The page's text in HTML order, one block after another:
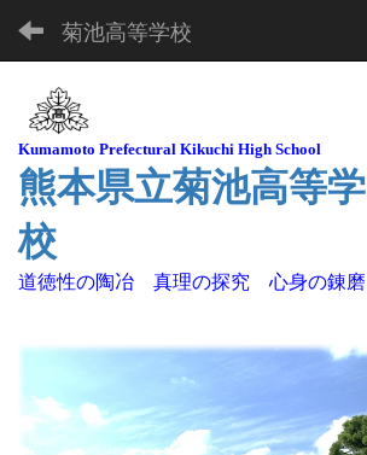
菊池高等学校
Kumamoto Prefectural Kikuchi High School
熊本県立菊池高等学
校
道徳性の陶冶 真理の探究 心身の錬磨